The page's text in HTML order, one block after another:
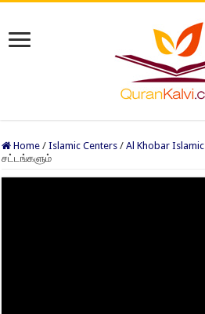
Home / Islamic Centers / Al Khobar
சட்டங்களும்